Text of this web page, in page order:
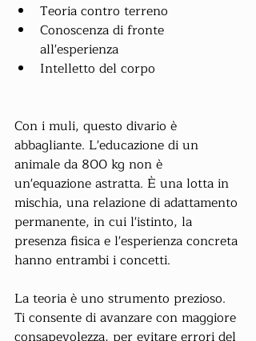
Teoria contro terreno
Conoscenza di fronte
all'esperienza
Intelletto del corpo
Con i muli, questo divario è
abbagliante. L'educazione di un
animale da 800 kg non è
un'equazione astratta. È una lotta in
mischia, una relazione di adattamento
permanente, in cui l'istinto, la
presenza fisica e l'esperienza concreta
hanno entrambi i concetti.
La teoria è uno strumento prezioso.
Ti consente di avanzare con maggiore